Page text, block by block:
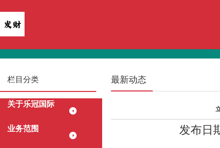
栏目分类
关于乐冠国际
业务范围
最新动态
发布日